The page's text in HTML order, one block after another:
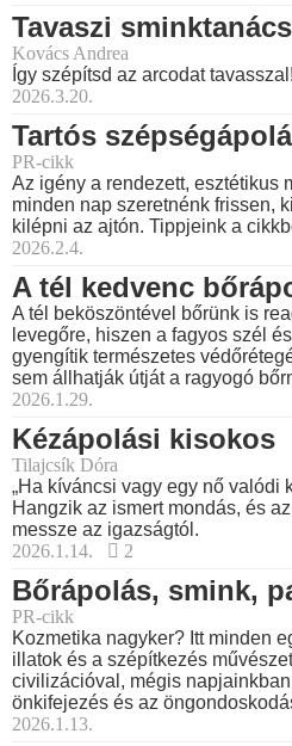
Tavaszi
Kovács Andrea
Így szépítsd az arcodat tavasszal!
2026.3.20.
Tartós
PR-cikk
Az igény a rendezett, esztétikus
minden nap szeretnénk frissen,
kilépni az ajtón. Tippjeink a
2026.2.4.
A tél kedvenc
A tél beköszöntével bőrünk is
levegőre, hiszen a fagyos szél
gyengítik természetes
sem állhatják útját a ragyogó
2026.1.29.
Kézápolási kisokos
Tilajcsík Dóra
„Ha kíváncsi vagy egy nő valódi
Hangzik az ismert mondás, és
messze az igazságtól.
2026.1.14.
2
Bőrápolás, smink,
PR-cikk
Kozmetika nagyker? Itt minden
illatok és a szépítkezés
civilizációval, mégis
önkifejezés és az
2026.1.13.